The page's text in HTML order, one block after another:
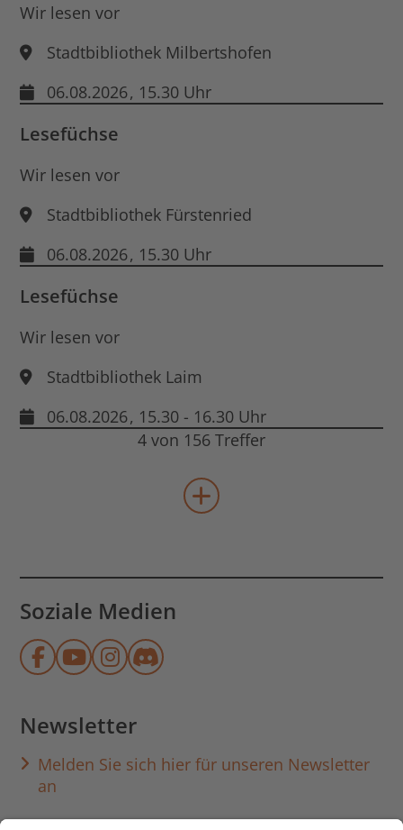
Wir lesen vor
Stadtbibliothek Milbertshofen
06.08.2026, 15.30 Uhr
Lesefüchse
Wir lesen vor
Stadtbibliothek Fürstenried
06.08.2026, 15.30 Uhr
Lesefüchse
Wir lesen vor
Stadtbibliothek Laim
06.08.2026, 15.30 - 16.30 Uhr
4 von 156 Treffer
mehr Veranstaltungen
Soziale Medien
Münchner Stadtbibliothek auf
Münchner Stadtbibliothek auf
Münchner Stadtbibliothek
Münchner
Newsletter
Melden Sie sich hier für unseren Newsletter
an